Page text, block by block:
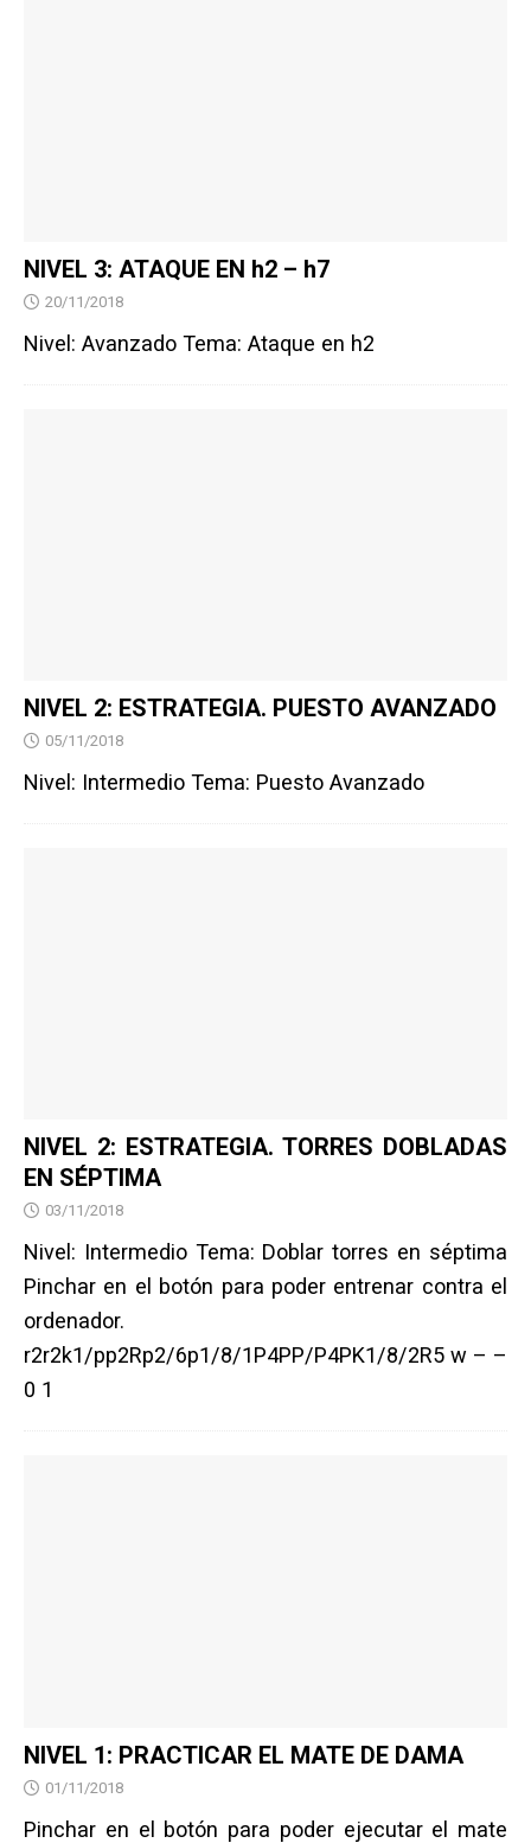
NIVEL 3: ATAQUE EN h2 – h7
20/11/2018
Nivel: Avanzado Tema: Ataque en h2
NIVEL 2: ESTRATEGIA. PUESTO AVANZADO
05/11/2018
Nivel: Intermedio Tema: Puesto Avanzado
NIVEL 2: ESTRATEGIA. TORRES DOBLADAS
EN SÉPTIMA
03/11/2018
Nivel: Intermedio Tema: Doblar torres en séptima
Pinchar en el botón para poder entrenar contra el
ordenador.
r2r2k1/pp2Rp2/6p1/8/1P4PP/P4PK1/8/2R5 w – –
0 1
NIVEL 1: PRACTICAR EL MATE DE DAMA
01/11/2018
Pinchar en el botón para poder ejecutar el mate